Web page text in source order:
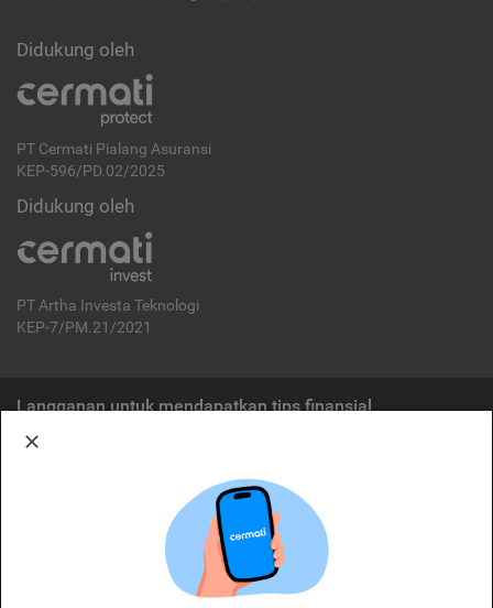
Didukung oleh
PT Cermati Pialang Asuransi
KEP-596/PD.02/2025
Didukung oleh
PT Artha Investa Teknologi
KEP-7/PM.21/2021
Langganan untuk mendapatkan tips finansial
Cermati merupakan penyelenggara agregasi jasa keuangan yang terdaftar di
OJK. Oleh karena itu, produk dan/atau layanan jasa keuangan yang
ditawarkan bukan merupakan produk dan/atau layanan jasa keuangan yang
diterbitkan oleh Cermati dan Cermati tidak bertanggung jawab atas tuntutan